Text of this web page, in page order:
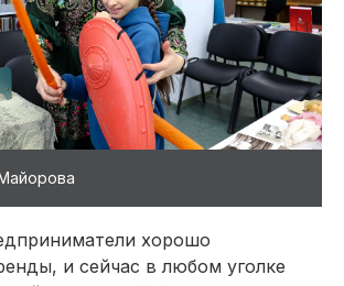
хорошо
и сейчас в любом уголке